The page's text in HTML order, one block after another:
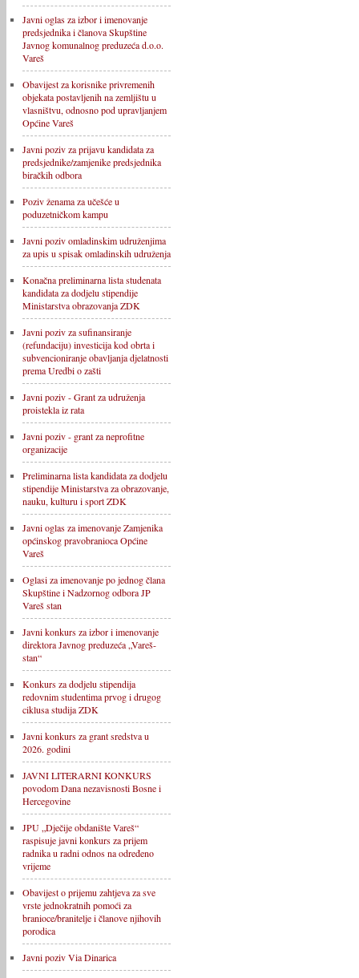
Javni oglas za izbor i imenovanje
predsjednika i članova Skupštine
Javnog komunalnog preduzeća d.o.o.
Vareš
Obavijest za korisnike privremenih
objekata postavljenih na zemljištu u
vlasništvu, odnosno pod upravljanjem
Općine Vareš
Javni poziv za prijavu kandidata za
predsjednike/zamjenike predsjednika
biračkih odbora
Poziv ženama za učešće u
poduzetničkom kampu
Javni poziv omladinskim udruženjima
za upis u spisak omladinskih udruženja
Konačna preliminarna lista studenata
kandidata za dodjelu stipendije
Ministarstva obrazovanja ZDK
Javni poziv za sufinansiranje
(refundaciju) investicija kod obrta i
subvencioniranje obavljanja djelatnosti
prema Uredbi o zašti
Javni poziv - Grant za udruženja
proistekla iz rata
Javni poziv - grant za neprofitne
organizacije
Preliminarna lista kandidata za dodjelu
stipendije Ministarstva za obrazovanje,
nauku, kulturu i sport ZDK
Javni oglas za imenovanje Zamjenika
općinskog pravobranioca Općine
Vareš
Oglasi za imenovanje po jednog člana
Skupštine i Nadzornog odbora JP
Vareš stan
Javni konkurs za izbor i imenovanje
direktora Javnog preduzeća „Vareš-
stan“
Konkurs za dodjelu stipendija
redovnim studentima prvog i drugog
ciklusa studija ZDK
Javni konkurs za grant sredstva u
2026. godini
JAVNI LITERARNI KONKURS
povodom Dana nezavisnosti Bosne i
Hercegovine
JPU „Dječije obdanište Vareš“
raspisuje javni konkurs za prijem
radnika u radni odnos na određeno
vrijeme
Obavijest o prijemu zahtjeva za sve
vrste jednokratnih pomoći za
branioce/branitelje i članove njihovih
porodica
Javni poziv Via Dinarica